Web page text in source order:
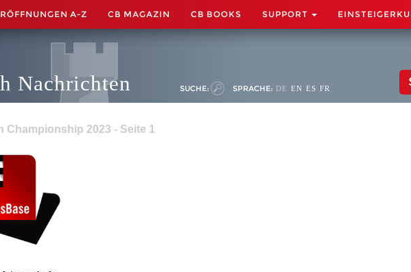
A-Z CB MAGAZIN CB BOOKS SUPPORT
Nachrichten SUCHE: SPRACHE: DE EN ES FR
Championship 2023 - Seite 1